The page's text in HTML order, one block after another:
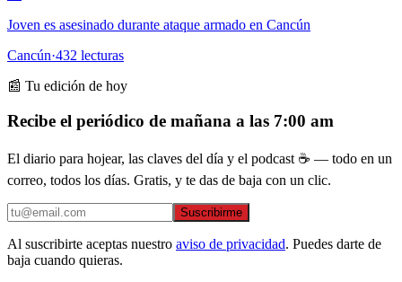
Joven es asesinado durante ataque armado en Cancún
Cancún·432 lecturas
📰 Tu edición de hoy
Recibe el periódico de mañana a las 7:00 am
El diario para hojear, las claves del día y el podcast ☕ — todo en un
correo, todos los días. Gratis, y te das de baja con un clic.
Suscribirme
Al suscribirte aceptas nuestro aviso de privacidad. Puedes darte de
baja cuando quieras.